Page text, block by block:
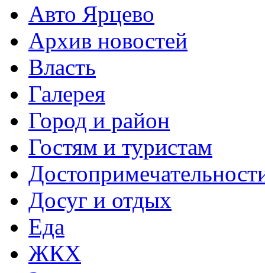
Авто Ярцево
Архив новостей
Власть
Галерея
Город и район
Гостям и туристам
Досуг и отдых
Еда
ЖКХ